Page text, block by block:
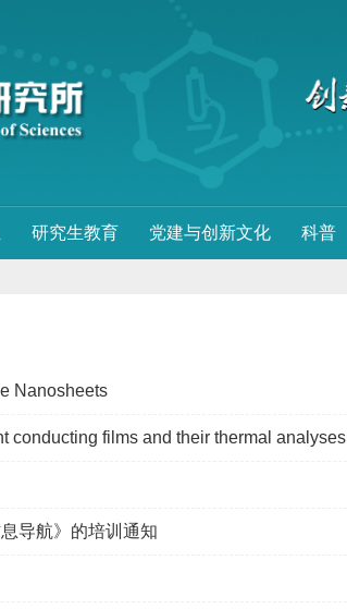
研究生教育 党建与创新文化 科普
Nanosheets
conducting films and their thermal analyses
导航》的培训通知